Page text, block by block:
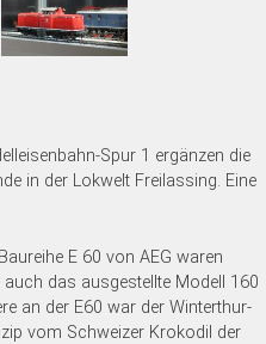
Spur 1 ergänzen die
in der Lokwelt Freilassing. Eine
E 60 von AEG waren
das ausgestellte Modell 160
an der E60 war der Winterthur-
vom Schweizer Krokodil der